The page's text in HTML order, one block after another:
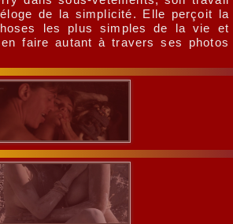
de la simplicité. Elle perçoit la
les plus simples de la vie et
faire autant à travers ses photos